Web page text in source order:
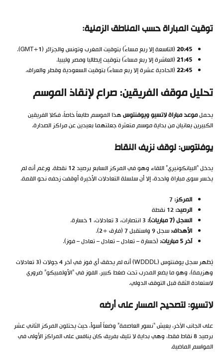
توقيت المباراة حسب المناطق الزمنية:
20:45(التاسعة إلا ربع مساءً) بتوقيت المغرب وتونس والجزائر (GMT+1).
21:45(العاشرة إلا ربع مساءً) بتوقيت إيطاليا ومصر وليبيا.
22:45(الحادية عشرة إلا ربع مساءً) بتوقيت السعودية وقطر والعراق.
تحليل موقف الفريقين: صراع لإنقاذ الموسم
يحملموعد مباراة لاتسيو ويوفنتوسهذا الموسم طابعاً خاصاً، فكلا الفريقين
الكبيرين يعانيان من بداية موسم متعثرة جعلتهما بعيدين عن مراكز الصدارة.
يوفنتوس: لوقف نزيف النقاط
يدخل “البيانكونيري” اللقاء وهو في المركز السابع برصيد 12 نقطة. ورغم أنه لم
يخسر سوى مباراة واحدة، إلا أن سلسلة التعادلات الأخيرة أوقفت زحفه نحو القمة.
المركز:
الرصيد:
السجل (7 مباريات):
الأهداف:سجل 9 واستقبل 7 (فارق +2).
آخر 5 مباريات:
(خسارة – تعادل – تعادل – تعادل – فوز).
يُظهر سجل يوفنتوس (WDDDL) أنه لم يحقق أي فوز في آخر 4 جولات (3 تعادلات
وهزيمة)، وهو ما يضع المدرب تحت ضغط كبير. الفوز في “الأولمبيكو” ضروري
لاستعادة الثقة قبل التوقف الدولي.
لاتسيو: لتصحيح المسار على أرضه
على الجانب الآخر، يعيش “نسور العاصمة” وضعاً أسوأ، حيث يحتلون المركز الثاني عشر
برصيد 8 نقاط فقط، وهي بداية لا تليق بفريق كان ينافس على المراكز الأولى في
المواسم الماضية.